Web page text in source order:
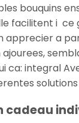
bouquins
facilitent i ce
apprecier a
ca: integral
solutions
cadeau